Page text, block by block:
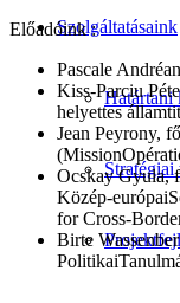
Szolgáltatásaink
Határtani
Stratégiai
Előadóink‌ ‌:‌ ‌
Pascale‌
Kiss-Parciu‌
‌helyettes‌
Jean‌ ‌Peyrony,‌
Ocskay‌ ‌Gyula,‌
‌Közép-
‌for‌ ‌Cross-
Birte‌